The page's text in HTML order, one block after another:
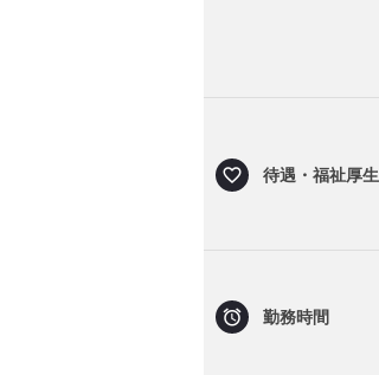
待遇・福祉厚生
勤務時間